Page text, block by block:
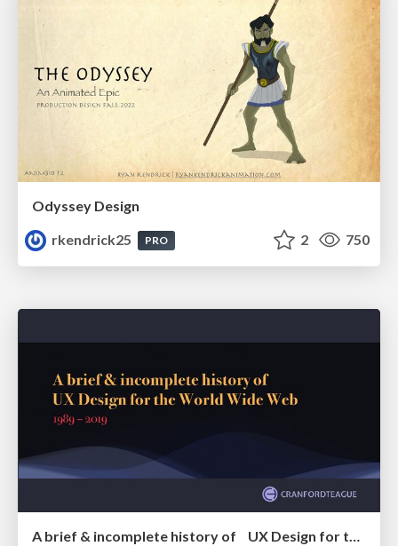
Odyssey Design
rkendrick25
PRO 2 750
A brief & incomplete history of UX Design for the World Wide Web: 1989–2019